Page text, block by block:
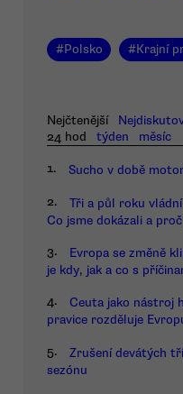
#Polsko #Krajní
Nejčtenější
24 hod
týden měsíc
1. Sucho v době
2.
Tři a půl roku
Co jsme dokázali a
3.
Evropa se změně
je kdy, jak a co s
4.
Ceuta jako nástroj
pravice rozděluje
5.
Zrušení devátých
sezónu